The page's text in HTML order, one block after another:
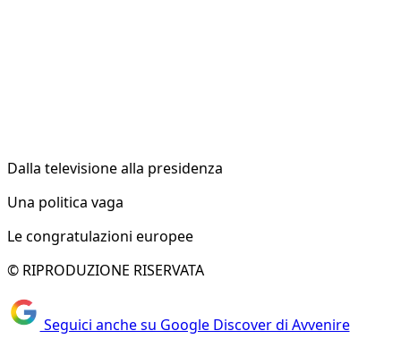
Dalla televisione alla presidenza
Una politica vaga
Le congratulazioni europee
© RIPRODUZIONE RISERVATA
Seguici anche su Google Discover di Avvenire